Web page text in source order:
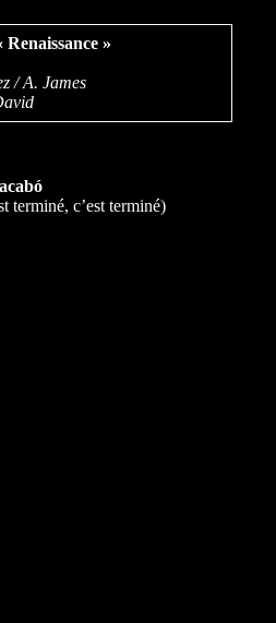
Renaissance »
/ A. James
terminé, c’est terminé)